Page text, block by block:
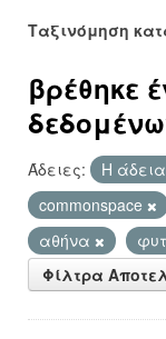
Ταξινόμηση
βρέθηκε
Άδειες: Η
commonspace
αθήνα
Φίλτρα